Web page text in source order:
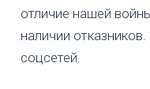
отличие нашей
наличии
соцсетей.